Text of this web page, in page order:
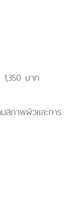
บาท
สภาพผิวและการ